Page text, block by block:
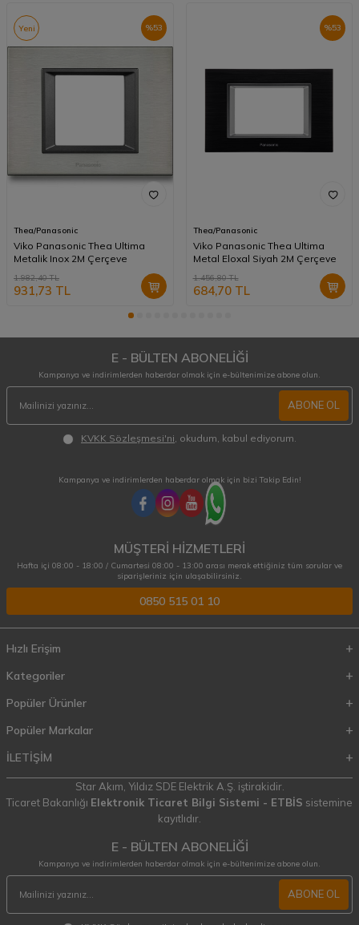
%53
Yeni
Thea/Panasonic
Viko Panasonic Thea Ultima
Metalik Inox 2M Çerçeve
1.982,40TL
931,73 TL
%53
Thea/Panasonic
Viko Panasonic Thea Ultima
Metal Eloxal Siyah 2M Çerçeve
1.456,80TL
684,70TL
E - BÜLTEN ABONELİĞİ
Kampanya ve indirimlerden haberdar olmak için e-bültenimize abone olun.
ABONE OL
KVKK Sözleşmesi'ni , okudum, kabul ediyorum.
Kampanya ve indirimlerden haberdar olmak için bizi Takip Edin!
MÜŞTERİ HİZMETLERİ
Hafta içi 08:00 - 18:00 / Cumartesi 08:00 - 13:00 arası merak ettiğiniz tüm sorular ve
siparişleriniz için ulaşabilirsiniz.
0850 515 01 10
Hızlı Erişim
Kategoriler
Popüler Ürünler
Popüler Markalar
İLETİŞİM
Star Akım, Yıldız SDE Elektrik A.Ş. iştirakidir.
Ticaret Bakanlığı Elektronik Ticaret Bilgi Sistemi - ETBİS sistemine
kayıtlıdır.
E - BÜLTEN ABONELİĞİ
Kampanya ve indirimlerden haberdar olmak için e-bültenimize abone olun.
ABONE OL